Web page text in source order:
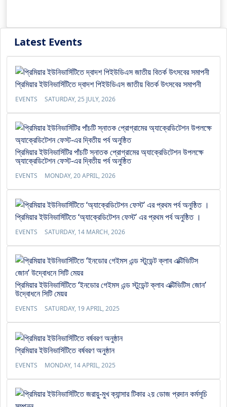
Latest Events
প্রিমিয়ার ইউনিভার্সিটিতে দ্বাদশ পিইউডিএস জাতীয় বিতর্ক উৎসবের সমাপনী
EVENTS SATURDAY, 25 JULY, 2026
প্রিমিয়ার ইউনিভার্সিটির পাঁচটি স্নাতক প্রোগ্রামের অ্যাক্রেডিটেশন উপলক্ষে
অ্যাক্রেডিটেশন ফেস্ট-এর দ্বিতীয় পর্ব অনুষ্ঠিত
EVENTS MONDAY, 20 APRIL, 2026
প্রিমিয়ার ইউনিভার্সিটিতে ‘অ্যাক্রেডিটেশন ফেস্ট’ এর প্রথম পর্ব অনুষ্ঠিত ।
EVENTS SATURDAY, 14 MARCH, 2026
প্রিমিয়ার ইউনিভার্সিটিতে ‘ইনডোর গেইমস এন্ড স্টুডেন্ট ক্লাব এক্টিভিটিস জোন’
উদ্বোধনে সিটি মেয়র
EVENTS SATURDAY, 19 APRIL, 2025
প্রিমিয়ার ইউনিভার্সিটিতে বর্ষবরণ অনুষ্ঠান
EVENTS MONDAY, 14 APRIL, 2025